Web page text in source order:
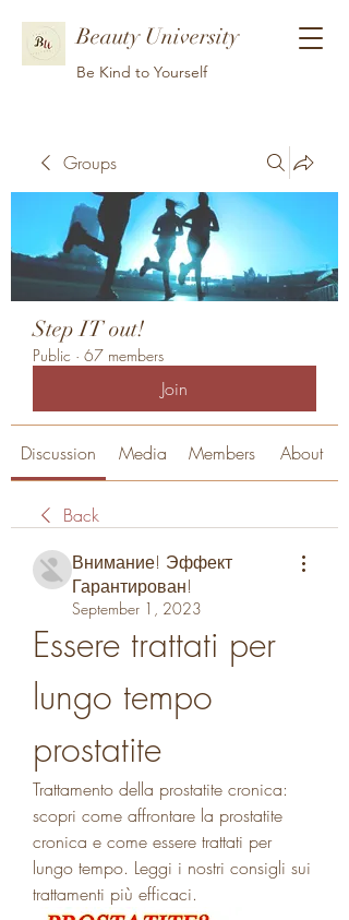
Beauty University
Be Kind to Yourself
Groups
Step IT out!
Public · 67 members
Join
Discussion Media Members About
Back
Внимание! Эффект
Гарантирован!
September 1, 2023
Essere trattati per
lungo tempo
prostatite
Trattamento della prostatite cronica:
scopri come affrontare la prostatite
cronica e come essere trattati per
lungo tempo. Leggi i nostri consigli sui
trattamenti più efficaci.